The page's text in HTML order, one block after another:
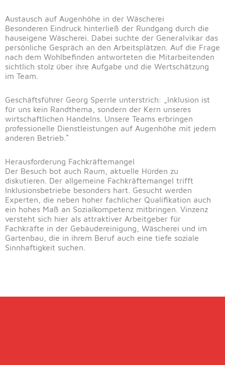
Austausch auf Augenhöhe in der Wäscherei
Besonderen Eindruck hinterließ der Rundgang durch die
hauseigene Wäscherei. Dabei suchte der Generalvikar das
persönliche Gespräch an den Arbeitsplätzen. Auf die Frage
nach dem Wohlbefinden antworteten die Mitarbeitenden
sichtlich stolz über ihre Aufgabe und die Wertschätzung
im Team.
Geschäftsführer Georg Sperrle unterstrich: „Inklusion ist
für uns kein Randthema, sondern der Kern unseres
wirtschaftlichen Handelns. Unsere Teams erbringen
professionelle Dienstleistungen auf Augenhöhe mit jedem
anderen Betrieb.“
Herausforderung Fachkräftemangel
Der Besuch bot auch Raum, aktuelle Hürden zu
diskutieren. Der allgemeine Fachkräftemangel trifft
Inklusionsbetriebe besonders hart. Gesucht werden
Experten, die neben hoher fachlicher Qualifikation auch
ein hohes Maß an Sozialkompetenz mitbringen. Vinzenz
versteht sich hier als attraktiver Arbeitgeber für
Fachkräfte in der Gebäudereinigung, Wäscherei und im
Gartenbau, die in ihrem Beruf auch eine tiefe soziale
Sinnhaftigkeit suchen.